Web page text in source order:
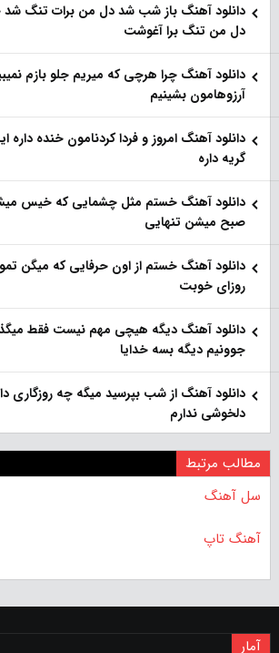
دانلود آهنگ باز شب شد دل من برات تنگ
دل من تنگ برا آغوشت
دانلود آهنگ چرا هرچی که میریم جلو بازم
آرزوهامون بشینیم
دانلود آهنگ امروز و فردا کردنامون خنده داره
گریه داره
دانلود آهنگ خستم مثل چشمایی که خیس
صبح میشن تنهایی
دانلود آهنگ خستم از اون حرفایی که میگن
روزای خوبت
دانلود آهنگ دیگه هیچی مهم نیست فقط
جوونیم دیگه بسه خدایا
دانلود آهنگ از شب بپرسید میگه چه روزگاری
دلخوشی ندارم
مطالب مرتبط
سل آهنگ
آهنگ تاپ
آمار